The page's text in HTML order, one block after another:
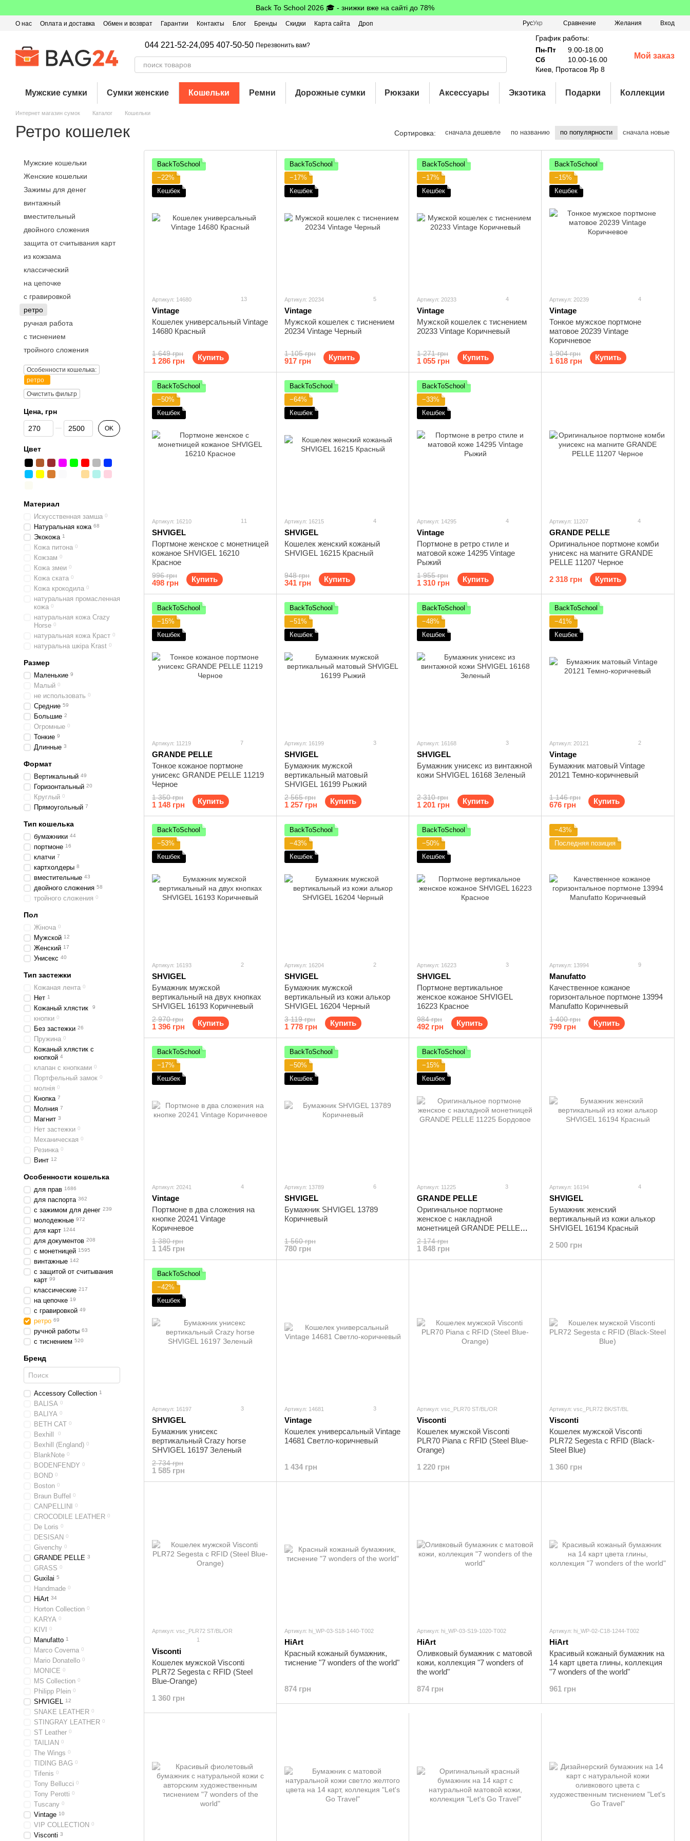
Back To School 2026 🎓 - знижки вже на сайті до 78%
О нас Оплата и доставка Обмен и возврат Гарантии Контакты Блог Бренды Скидки Карта сайта
Дроп
РусУкр Сравнение Желания Вход
044 221-52-24,095 407-50-50 Перезвонить вам?
График работы:
Пн-Пт
9.00-18.00
Сб
10.00-16.00
Киев, Протасов Яр 8
Мой заказ
Мужские сумки Сумки женские Кошельки Ремни Дорожные сумки Рюкзаки Аксессуары Экзотика Подарки Коллекции
Интернет магазин сумок Каталог Кошельки
Ретро кошелек Сортировка: сначала дешевле по названию по популярности сначала новые
BackToSchool
−22%
Кешбек
Артикул: 14680 13
Vintage
Кошелек универсальный Vintage
14680 Красный
1 649 грн
1 286 грн Купить
BackToSchool
−17%
Кешбек
Артикул: 20234 5
Vintage
Мужской кошелек с тиснением
20234 Vintage Черный
1 105 грн
917 грн Купить
BackToSchool
−17%
Кешбек
Артикул: 20233 4
Vintage
Мужской кошелек с тиснением
20233 Vintage Коричневый
1 271 грн
1 055 грн Купить
BackToSchool
−15%
Кешбек
Артикул: 20239 4
Vintage
Тонкое мужское портмоне
матовое 20239 Vintage
Коричневое
1 904 грн
1 618 грн Купить
BackToSchool
−50%
Кешбек
Артикул: 16210 11
SHVIGEL
Портмоне женское с монетницей
кожаное SHVIGEL 16210
Красное
996 грн
498 грн Купить
BackToSchool
−64%
Кешбек
Артикул: 16215 4
SHVIGEL
Кошелек женский кожаный
SHVIGEL 16215 Красный
948 грн
341 грн Купить
BackToSchool
−33%
Кешбек
Артикул: 14295 4
Vintage
Портмоне в ретро стиле и
матовой коже 14295 Vintage
Рыжий
1 955 грн
1 310 грн Купить
Артикул: 11207 4
GRANDE PELLE
Оригинальное портмоне комби
унисекс на магните GRANDE
PELLE 11207 Черное
2 318 грн
Купить
BackToSchool
−15%
Кешбек
Артикул: 11219 7
GRANDE PELLE
Тонкое кожаное портмоне
унисекс GRANDE PELLE 11219
Черное
1 350 грн
1 148 грн Купить
BackToSchool
−51%
Кешбек
Артикул: 16199 3
SHVIGEL
Бумажник мужской
вертикальный матовый
SHVIGEL 16199 Рыжий
2 565 грн
1 257 грн Купить
BackToSchool
−48%
Кешбек
Артикул: 16168 3
SHVIGEL
Бумажник унисекс из винтажной
кожи SHVIGEL 16168 Зеленый
2 310 грн
1 201 грн Купить
BackToSchool
−41%
Кешбек
Артикул: 20121 2
Vintage
Бумажник матовый Vintage
20121 Темно-коричневый
1 146 грн
676 грн Купить
BackToSchool
−53%
Кешбек
Артикул: 16193 2
SHVIGEL
Бумажник мужской
вертикальный на двух кнопках
SHVIGEL 16193 Коричневый
2 970 грн
1 396 грн Купить
BackToSchool
−43%
Кешбек
Артикул: 16204 2
SHVIGEL
Бумажник мужской
вертикальный из кожи алькор
SHVIGEL 16204 Черный
3 119 грн
1 778 грн Купить
BackToSchool
−50%
Кешбек
Артикул: 16223 3
SHVIGEL
Портмоне вертикальное
женское кожаное SHVIGEL
16223 Красное
984 грн
492 грн Купить
−43%
Последняя позиция
Артикул: 13994 9
Manufatto
Качественное кожаное
горизонтальное портмоне 13994
Manufatto Коричневый
1 400 грн
799 грн Купить
BackToSchool
−17%
Кешбек
Артикул: 20241 4
Vintage
Портмоне в два сложения на
кнопке 20241 Vintage
Коричневое
1 380 грн
1 145 грн
BackToSchool
−50%
Кешбек
Артикул: 13789 6
SHVIGEL
Бумажник SHVIGEL 13789
Коричневый
1 560 грн
780 грн
BackToSchool
−15%
Кешбек
Артикул: 11225 3
GRANDE PELLE
Оригинальное портмоне
женское с накладной
монетницей GRANDE PELLE
11225 Бордовое
2 174 грн
1 848 грн
Артикул: 16194 4
SHVIGEL
Бумажник женский
вертикальный из кожи алькор
SHVIGEL 16194 Красный
2 500 грн
BackToSchool
−42%
Кешбек
Артикул: 16197 3
SHVIGEL
Бумажник унисекс
вертикальный Crazy horse
SHVIGEL 16197 Зеленый
2 734 грн
1 585 грн
Артикул: 14681 3
Vintage
Кошелек универсальный Vintage
14681 Cветло-коричневый
1 434 грн
Артикул: vsc_PLR70 ST/BL/OR
Visconti
Кошелек мужской Visconti
PLR70 Piana c RFID (Steel Blue-
Orange)
1 220 грн
Артикул: vsc_PLR72 BK/ST/BL
Visconti
Кошелек мужской Visconti
PLR72 Segesta c RFID (Black-
Steel Blue)
1 360 грн
Артикул: vsc_PLR72 ST/BL/OR
1
Visconti
Кошелек мужской Visconti
PLR72 Segesta c RFID (Steel
Blue-Orange)
1 360 грн
Артикул: hi_WP-03-S18-1440-T002
HiArt
Красный кожаный бумажник,
тиснение "7 wonders of the world"
874 грн
Артикул: hi_WP-03-S19-1020-T002
HiArt
Оливковый бумажник с матовой
кожи, коллекция "7 wonders of
the world"
874 грн
Артикул: hi_WP-02-C18-1244-T002
HiArt
Красивый кожаный бумажник на
14 карт цвета глины, коллекция
"7 wonders of the world"
961 грн
Мужские кошельки
Женские кошельки
Зажимы для денег
винтажный
вместительный
двойного сложения
защита от считывания карт
из кожзама
классический
на цепочке
с гравировкой
ретро
ручная работа
с тиснением
тройного сложения
Особенности кошелька:
ретро
Очистить фильтр
Цена, грн
От Цена, грн
До Цена, грн OK
Цвет
Материал
Искусственная замша 0
Натуральная кожа 68
Экокожа 1
Кожа питона 0
Кожзам 0
Кожа змеи 0
Кожа ската 0
Кожа крокодила 0
натуральная промасленная
кожа 0
натуральная кожа Crazy
Horse 0
натуральная кожа Краст 0
натуральна шкіра Krast 0
Размер
Маленькие 9
Малый 0
не использовать 0
Средние 59
Большие 2
Огромные 0
Тонкие 9
Длинные 3
Формат
Вертикальный 49
Горизонтальный 20
Круглый 0
Прямоугольный 7
Тип кошелька
бумажники 44
портмоне 16
клатчи 7
картхолдеры 8
вместительные 43
двойного сложения 58
тройного сложения 0
Пол
Жіноча 0
Мужской 12
Женский 17
Унисекс 40
Тип застежки
Кожаная лента 0
Нет 1
Кожаный хлястик 9
кнопки 0
Без застежки 26
Пружина 0
Кожаный хлястик с
кнопкой 4
клапан с кнопками 0
Портфельный замок 0
молнія 0
Кнопка 7
Молния 7
Магнит 3
Нет застежки 0
Механическая 0
Резинка 0
Винт 12
Особенности кошелька
для прав 1686
для паспорта 362
с зажимом для денег 239
молодежные 972
для карт 1244
для документов 208
с монетницей 1595
винтажные 142
с защитой от считывания
карт 99
классические 217
на цепочке 19
с гравировкой 49
ретро 69
ручной работы 63
с тиснением 520
Бренд
Accessory Collection 1
BALISA 0
BALIYA 0
BETH CAT 0
Bexhill 0
Bexhill (England) 0
BlankNote 0
BODENFENDY 0
BOND 0
Boston 0
Braun Buffel 0
CANPELLINI 0
CROCODILE LEATHER 0
De Loris 0
DESISAN 0
Givenchy 0
GRANDE PELLE 3
GRASS 0
Guxilai 5
Handmade 0
HiArt 34
Horton Collection 0
KARYA 0
KIVI 0
Manufatto 1
Marco Coverna 0
Mario Donatello 0
MONICE 0
MS Collection 0
Philipp Plein 0
SHVIGEL 12
SNAKE LEATHER 0
STINGRAY LEATHER 0
ST Leather 0
TAILIAN 0
The Wings 0
TIDING BAG 0
Tifenis 0
Tony Bellucci 0
Tony Perotti 0
Tuscany 0
Vintage 10
VIP COLLECTION 0
Visconti 3